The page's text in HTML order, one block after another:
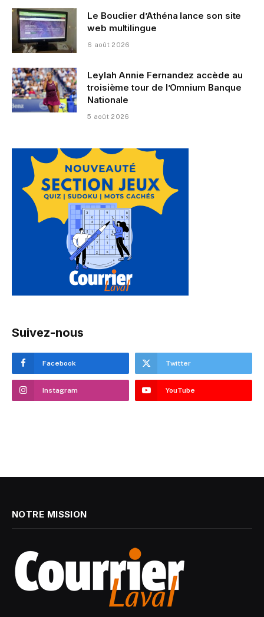
Le Bouclier d’Athéna lance son site
web multilingue
6 août 2026
Leylah Annie Fernandez accède au
troisième tour de l’Omnium Banque
Nationale
5 août 2026
Suivez-nous
Facebook Twitter
Instagram YouTube
NOTRE MISSION